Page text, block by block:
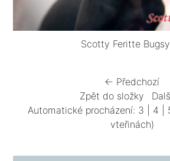
Scotty Feritte
← Předchozí
Zpět do složky
Automatické procházení: 3 4
vteřinách)